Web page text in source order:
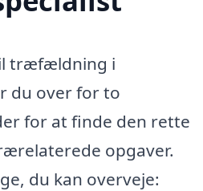
træfældning i
du over for to
for at finde den rette
opgaver.
du kan overveje: